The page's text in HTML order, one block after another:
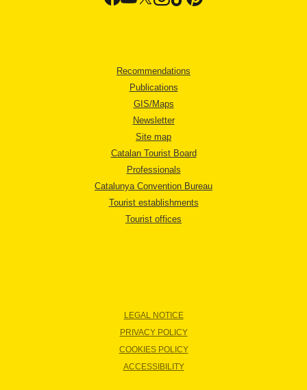
Recommendations
Publications
GIS/Maps
Newsletter
Site map
Catalan Tourist Board
Professionals
Catalunya Convention Bureau
Tourist establishments
Tourist offices
LEGAL NOTICE
PRIVACY POLICY
COOKIES POLICY
ACCESSIBILITY